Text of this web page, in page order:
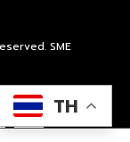
SME
TH